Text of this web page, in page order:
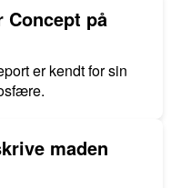
Concept på
er kendt for sin
maden